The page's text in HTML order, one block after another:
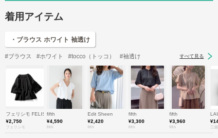
着用アイテム
・ブラウス ホワイト 袖透け
#ブラウス #ホワイト #tocco（トッコ） #袖透け すべて見る
フェリシモ FELISSIMO
¥2,750
フェリシモ
fifth
¥4,590
fifth
Edit Sheen
¥2,420
fifth
fifth
¥3,300
fifth
fifth
¥3,960
fifth 三